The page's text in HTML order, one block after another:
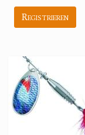
Registrieren